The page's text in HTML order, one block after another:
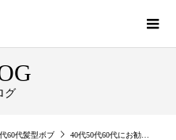
グ
60代髪型ボブ 40代50代60代にお勧めの髪型前下がりのボブ